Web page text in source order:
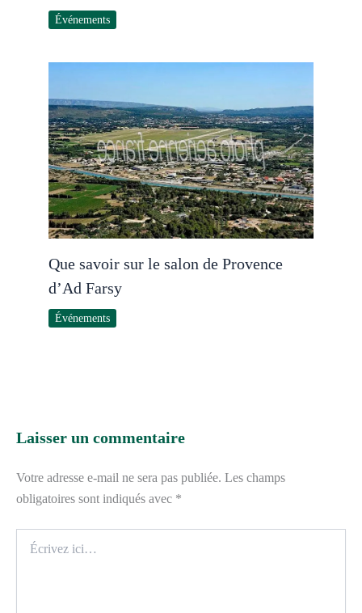
Événements
Que savoir sur le salon de Provence
d’Ad Farsy
Événements
Laisser un commentaire
Votre adresse e-mail ne sera pas publiée. Les champs
obligatoires sont indiqués avec *
ici…